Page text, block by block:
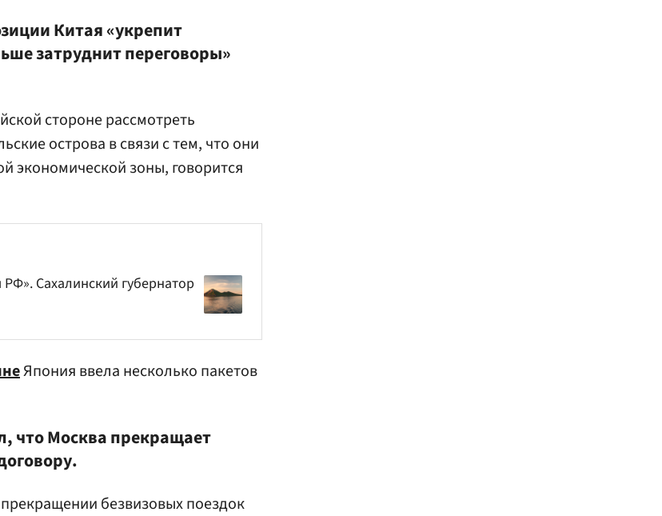
Китая «укрепит
затруднит переговоры»
стороне рассмотреть
острова в связи с тем, что они
экономической зоны, говорится
Сахалинский губернатор
Япония ввела несколько пакетов
что Москва прекращает
безвизовых поездок